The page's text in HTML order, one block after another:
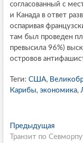
согласованный с
и Канада в ответ
оспаривая
там был проведен
превысила 96%)
островов
Теги: США,
Карибы, экономика,
PПредыдущаяП
р
Транзит по